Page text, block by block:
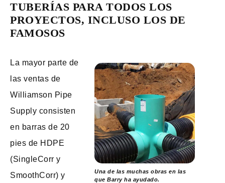
TUBERÍAS PARA TODOS LOS
PROYECTOS, INCLUSO LOS DE
FAMOSOS
Una de las muchas obras en las
que Barry ha ayudado.
La mayor parte de
las ventas de
Williamson Pipe
Supply consisten
en barras de 20
pies de HDPE
(SingleCorr y
SmoothCorr) y